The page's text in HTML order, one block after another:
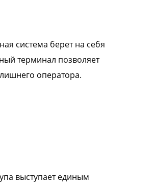
система берет на себя
терминал позволяет
оператора.
выступает единым